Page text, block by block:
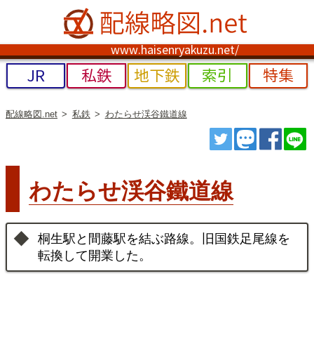
www.haisenryakuzu.net/
JR 私鉄 地下鉄 索引 特集
配線略図.net 私鉄 わたらせ渓谷鐵道線
ツイートトゥート
シェ
わたらせ渓谷鐵道線
桐生駅と間藤駅を結ぶ路線。旧国鉄足尾線を
転換して開業した。